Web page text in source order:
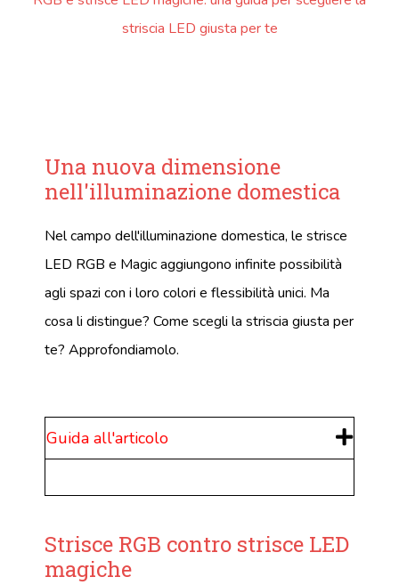
striscia LED giusta per te
Una nuova dimensione
nell'illuminazione domestica
Nel campo dell'illuminazione domestica, le strisce
LED RGB e Magic aggiungono infinite possibilità
agli spazi con i loro colori e flessibilità unici. Ma
cosa li distingue? Come scegli la striscia giusta per
te? Approfondiamolo.
Guida all'articolo
Strisce RGB contro strisce LED
magiche